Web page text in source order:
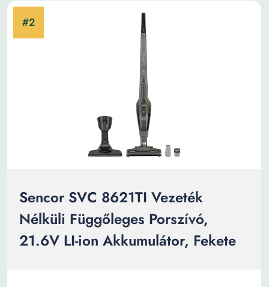
Sencor SVC 8621TI Vezeték
Nélküli Függőleges Porszívó,
21.6V LI-ion Akkumulátor, Fekete